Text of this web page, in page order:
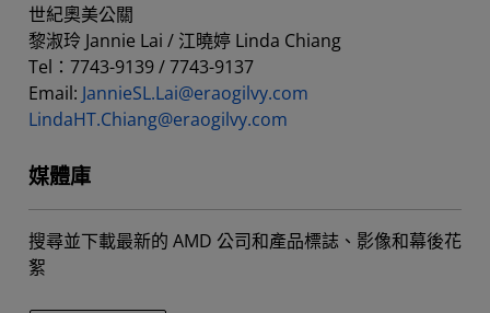
世紀奧美公關
黎淑玲 Jannie Lai / 江曉婷 Linda Chiang
Tel：7743-9139 / 7743-9137
Email: JannieSL.Lai@eraogilvy.com
LindaHT.Chiang@eraogilvy.com
媒體庫
搜尋並下載最新的 AMD 公司和產品標誌、影像和幕後花
絮